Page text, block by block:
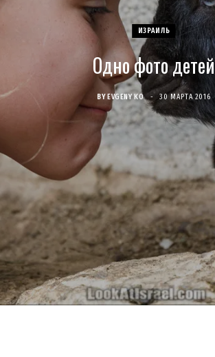
a
m
ИЗРАИЛЬ
Одно фото детей
BY EVGENY KO 30 МАРТА 2016